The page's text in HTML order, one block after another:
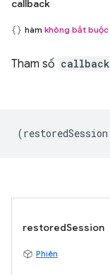
callback
hàm không bắt buộc
Tham số callback
(restoredSession
restoredSession
Phiên